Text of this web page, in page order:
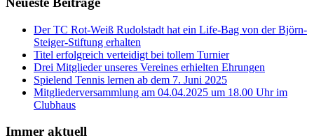
Der TC Rot-Weiß Rudolstadt hat ein Life-Bag von der Björn-
Steiger-Stiftung erhalten
Titel erfolgreich verteidigt bei tollem Turnier
Drei Mitglieder unseres Vereines erhielten Ehrungen
Spielend Tennis lernen ab dem 7. Juni 2025
Mitgliederversammlung am 04.04.2025 um 18.00 Uhr im
Clubhaus
Immer aktuell